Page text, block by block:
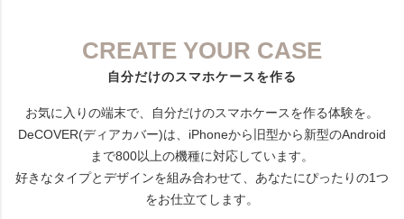
CREATE YOUR CASE
自分だけのスマホケースを作る
お気に入りの端末で、自分だけのスマホケースを作る体験を。
DeCOVER(ディアカバー)は、iPhoneから旧型から新型のAndroid
まで800以上の機種に対応しています。
好きなタイプとデザインを組み合わせて、あなたにぴったりの1つ
をお仕立てします。